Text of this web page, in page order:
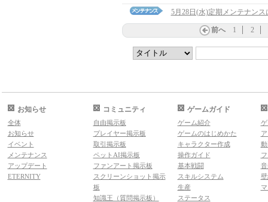
5月28日(水)定期メンテナンス
前へ 1 2
お知らせ
全体
お知らせ
イベント
メンテナンス
アップデート
ETERNITY
コミュニティ
自由掲示板
プレイヤー掲示板
取引掲示板
ペットAI掲示板
ファンアート掲示板
スクリーンショット掲示
板
知識王（質問掲示板）
ゲームガイド
ゲーム紹介
ゲームのはじめかた
キャラクター作成
操作ガイド
基本戦闘
スキルシステム
生産
ステータス